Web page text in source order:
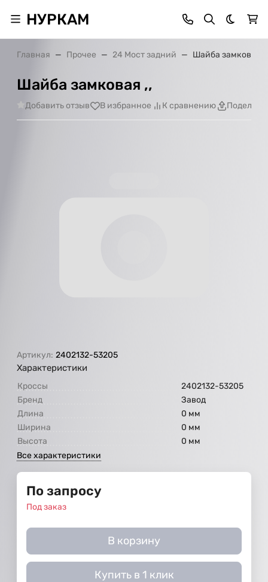
НУРКАМ Темная
Главная Прочее 24 Мост задний Шайба замковая ,,
Шайба замковая ,,
Добавить отзыв В избранное К сравнению
Артикул: 2402132-53205
Характеристики
Кроссы
2402132-53205
Бренд
Завод
Длина
0 мм
Ширина
0 мм
Высота
0 мм
Все характеристики
По запросу
Под заказ
В корзину
Купить в 1 клик